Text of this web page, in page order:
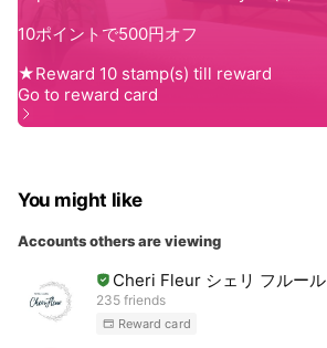
You might like
Accounts others are viewing
Cheri Fleur シェリ フルール
235 friends
Reward card